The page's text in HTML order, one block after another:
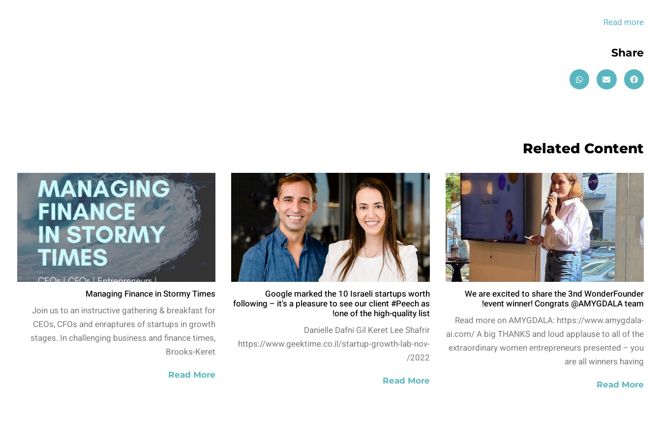
Read more
Share
Related Content
We are excited to share the 3nd WonderFounder
event winner! Congrats @AMYGDALA team!
Read more on AMYGDALA: https://www.amygdala-
ai.com/ A big THANKS and loud applause to all of the
extraordinary women entrepreneurs presented – you
are all winners having
Read More
Google marked the 10 Israeli startups worth
following – it's a pleasure to see our client #Peech as
one of the high-quality list!
Danielle Dafni Gil Keret Lee Shafrir
https://www.geektime.co.il/startup-growth-lab-nov-
2022/
Read More
Managing Finance in Stormy Times
Join us to an instructive gathering & breakfast for
CEOs, CFOs and enraptures of startups in growth
stages. In challenging business and finance times,
Brooks-Keret
Read More